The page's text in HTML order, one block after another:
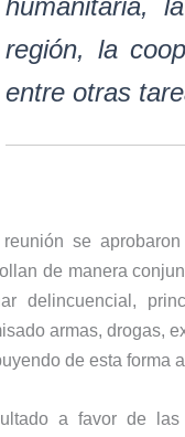
humanitaria,
región, la
entre otras
se
de manera
delincuencial,
armas, drogas,
de esta forma
a favor de